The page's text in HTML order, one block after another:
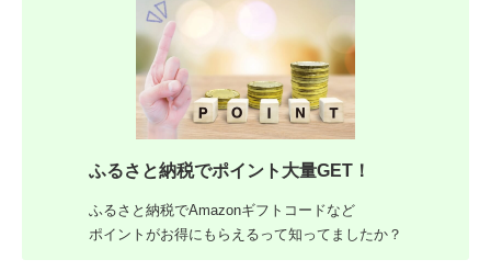
ふるさと納税でポイント大量GET！
ふるさと納税でAmazonギフトコードなど
ポイントがお得にもらえるって知ってましたか？